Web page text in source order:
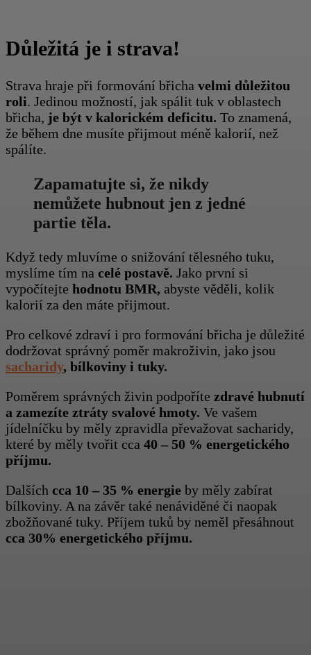
Důležitá je i strava!
Strava hraje při formování břicha velmi důležitou
roli. Jedinou možností, jak spálit tuk v oblastech
břicha, je být v kalorickém deficitu. To znamená,
že během dne musíte přijmout méně kalorií, než
spálíte.
Zapamatujte si, že nikdy
nemůžete hubnout jen z jedné
partie těla.
Když tedy mluvíme o snižování tělesného tuku,
myslíme tím na celé postavě. Jako první si
vypočítejte hodnotu BMR, abyste věděli, kolik
kalorií za den máte přijmout.
Pro celkové zdraví i pro formování břicha je důležité
dodržovat správný poměr makroživin, jako jsou
sacharidy, bílkoviny i tuky.
Poměrem správných živin podpoříte zdravé hubnutí
a zamezíte ztráty svalové hmoty. Ve vašem
jídelníčku by měly zpravidla převažovat sacharidy,
které by měly tvořit cca 40 – 50 % energetického
příjmu.
Dalších cca 10 – 35 % energie by měly zabírat
bílkoviny. A na závěr také nenáviděné či naopak
zbožňované tuky. Příjem tuků by neměl přesáhnout
cca 30% energetického příjmu.